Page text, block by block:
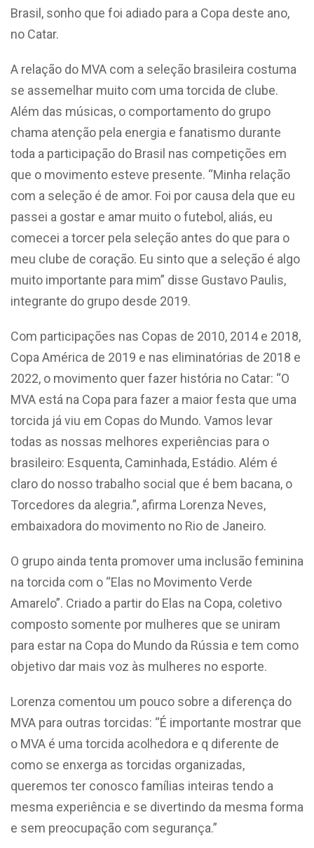
Brasil, sonho que foi adiado para a Copa deste ano,
no Catar.
A relação do MVA com a seleção brasileira costuma
se assemelhar muito com uma torcida de clube.
Além das músicas, o comportamento do grupo
chama atenção pela energia e fanatismo durante
toda a participação do Brasil nas competições em
que o movimento esteve presente. “Minha relação
com a seleção é de amor. Foi por causa dela que eu
passei a gostar e amar muito o futebol, aliás, eu
comecei a torcer pela seleção antes do que para o
meu clube de coração. Eu sinto que a seleção é algo
muito importante para mim” disse Gustavo Paulis,
integrante do grupo desde 2019.
Com participações nas Copas de 2010, 2014 e 2018,
Copa América de 2019 e nas eliminatórias de 2018 e
2022, o movimento quer fazer história no Catar: “O
MVA está na Copa para fazer a maior festa que uma
torcida já viu em Copas do Mundo. Vamos levar
todas as nossas melhores experiências para o
brasileiro: Esquenta, Caminhada, Estádio. Além é
claro do nosso trabalho social que é bem bacana, o
Torcedores da alegria.”, afirma Lorenza Neves,
embaixadora do movimento no Rio de Janeiro.
O grupo ainda tenta promover uma inclusão feminina
na torcida com o “Elas no Movimento Verde
Amarelo”. Criado a partir do Elas na Copa, coletivo
composto somente por mulheres que se uniram
para estar na Copa do Mundo da Rússia e tem como
objetivo dar mais voz às mulheres no esporte.
Lorenza comentou um pouco sobre a diferença do
MVA para outras torcidas: “É importante mostrar que
o MVA é uma torcida acolhedora e q diferente de
como se enxerga as torcidas organizadas,
queremos ter conosco famílias inteiras tendo a
mesma experiência e se divertindo da mesma forma
e sem preocupação com segurança.”